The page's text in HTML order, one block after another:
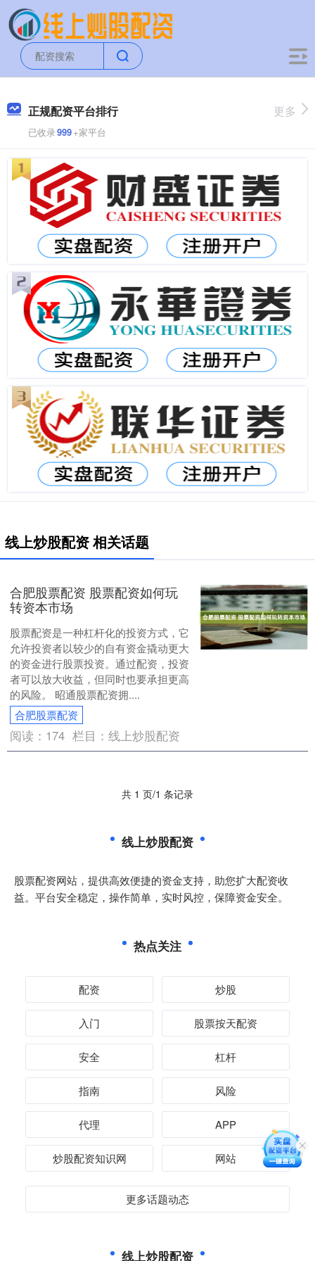
正规配资平台排行
已收录999+家平台
更多
线上炒股配资 相关话题
合肥股票配资 股票配资如何玩
转资本市场
股票配资是一种杠杆化的投资方式，它
允许投资者以较少的自有资金撬动更大
的资金进行股票投资。通过配资，投资
者可以放大收益，但同时也要承担更高
的风险。 昭通股票配资拥....
合肥股票配资
阅读： 174 栏目：线上炒股配资
共 1 页/1 条记录
线上炒股配资
股票配资网站，提供高效便捷的资金支持，助您扩大配资收
益。平台安全稳定，操作简单，实时风控，保障资金安全。
热点关注
配资 炒股
入门 股票按天配资
安全 杠杆
指南 风险
代理 APP
炒股配资知识网 网站
更多话题动态
线上炒股配资